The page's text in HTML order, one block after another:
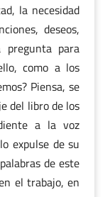
la necesidad
deseos,
para
como a los
Piensa, se
del libro de los
a la voz
expulse de su
de este
el trabajo, en